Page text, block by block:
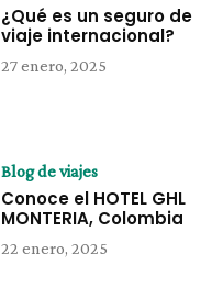
¿Qué es un seguro de
viaje internacional?
27 enero, 2025
Blog de viajes
Conoce el HOTEL GHL
MONTERIA, Colombia
22 enero, 2025